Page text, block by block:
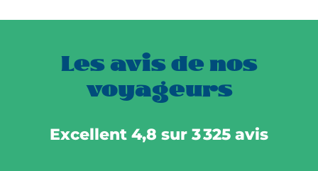
Les avis de nos
voyageurs
Excellent 4,8 sur 3 325 avis